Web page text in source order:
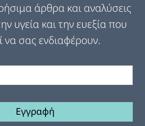
άρθρα και αναλύσεις
υγεία και την ευεξία που
να σας ενδιαφέρουν.
Εγγραφή